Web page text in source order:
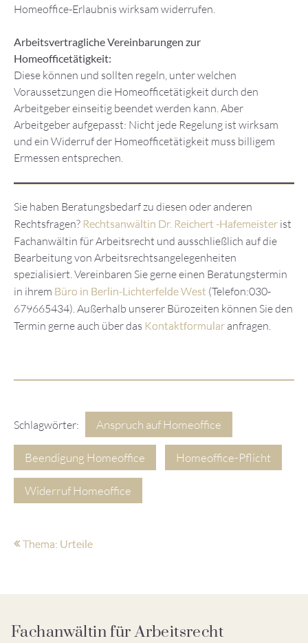
Homeoffice-Erlaubnis wirksam widerrufen.
Arbeitsvertragliche Vereinbarungen zur
Homeofficetätigkeit:
Diese können und sollten regeln, unter welchen
Voraussetzungen die Homeofficetätigkeit durch den
Arbeitgeber einseitig beendet werden kann. Aber
Arbeitgeber aufgepasst: Nicht jede Regelung ist wirksam
und ein Widerruf der Homeofficetätigkeit muss billigem
Ermessen entsprechen.
Sie haben Beratungsbedarf zu diesen oder anderen
Rechtsfragen? Rechtsanwältin Dr. Reichert -Hafemeister ist
Fachanwältin für Arbeitsrecht und ausschließlich auf die
Bearbeitung von Arbeitsrechtsangelegenheiten
spezialisiert. Vereinbaren Sie gerne einen Beratungstermin
in ihrem Büro in Berlin-Lichterfelde West (Telefon:030-
679665434). Außerhalb unserer Bürozeiten können Sie den
Termin gerne auch über das Kontaktformular anfragen.
Schlagwörter: Anspruch auf Homeoffice
Beendigung Homeoffice Homeoffice-Pflicht
Widerruf Homeoffice
Thema: Urteile
Fachanwältin für Arbeitsrecht